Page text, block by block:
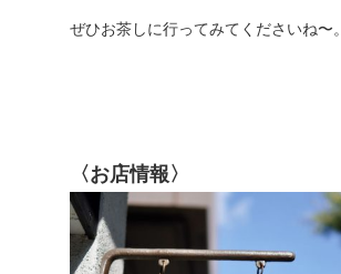
ぜひお茶しに行ってみてくださいね〜。
〈お店情報〉